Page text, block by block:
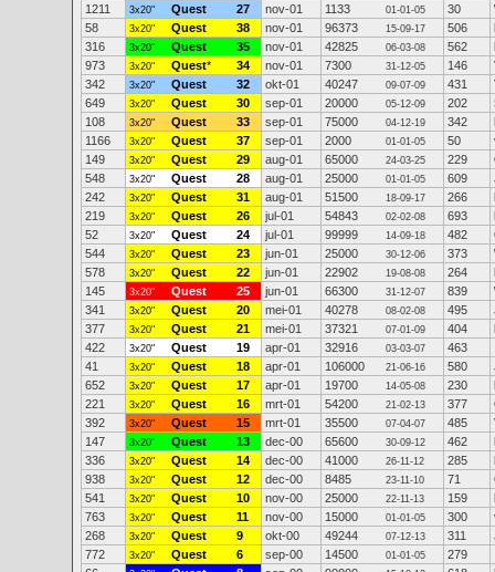
1211
3x20" Quest 27 nov-01 1133 01-01-05 30
58
3x20" Quest 38 nov-01 96373 15-09-17 506
316
3x20" Quest 35 nov-01 42825 06-03-08 562
973
3x20" Quest* 34 nov-01 7300 31-12-05 146
342
3x20" Quest 32 okt-01 40247 09-07-09 431
649
3x20" Quest 30 sep-01 20000 05-12-09 202
108
3x20" Quest 33 sep-01 75000 04-12-19 342
1166
3x20" Quest 37 sep-01 2000 01-01-05 50
149
3x20" Quest 29 aug-01 65000 24-03-25 229
548
3x20" Quest 28 aug-01 25000 01-01-05 609
242
3x20" Quest 31 aug-01 51500 18-09-17 266
219
3x20" Quest 26 jul-01 54843 02-02-08 693
52
3x20" Quest 24 jul-01 99999 14-09-18 482
544
3x20" Quest 23 jun-01 25000 30-12-06 373
578
3x20" Quest 22 jun-01 22902 19-08-08 264
145
3x20" Quest 25 jun-01 66300 31-12-07 839
341
3x20" Quest 20 mei-01 40278 08-02-08 495
377
3x20" Quest 21 mei-01 37321 07-01-09 404
422
3x20" Quest 19 apr-01 32916 03-03-07
463
41
3x20" Quest 18 apr-01 106000 21-06-16 580
652
3x20" Quest 17 apr-01 19700 14-05-08 230
221
3x20" Quest 16 mrt-01 54200 21-02-13 377
392
3x20" Quest 15 mrt-01 35500 07-04-07 485
147
3x20" Quest 13 dec-00 65600 30-09-12 462
336
3x20" Quest 14 dec-00 41000 26-11-12 285
938
3x20" Quest 12 dec-00 8485 23-11-10 71
541
3x20" Quest 10 nov-00 25000 22-11-13 159
763
3x20" Quest 11 nov-00 15000 01-01-05 300
268
3x20" Quest 9 okt-00 49244 07-12-13 311
772
3x20" Quest 6 sep-00 14500 01-01-05
279